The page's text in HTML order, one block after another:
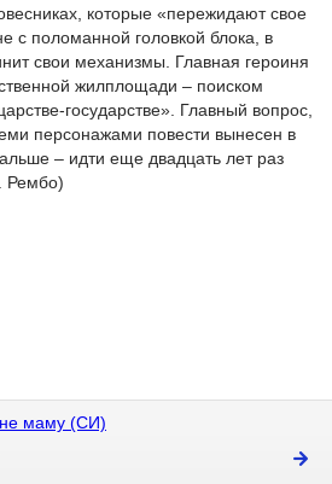
которые «пережидают свое
с поломанной головкой блока, в
свои механизмы. Главная героиня
жилплощади – поиском
государстве». Главный вопрос,
персонажами повести вынесен в
– идти еще двадцать лет раз
Рембо)
маму (СИ)